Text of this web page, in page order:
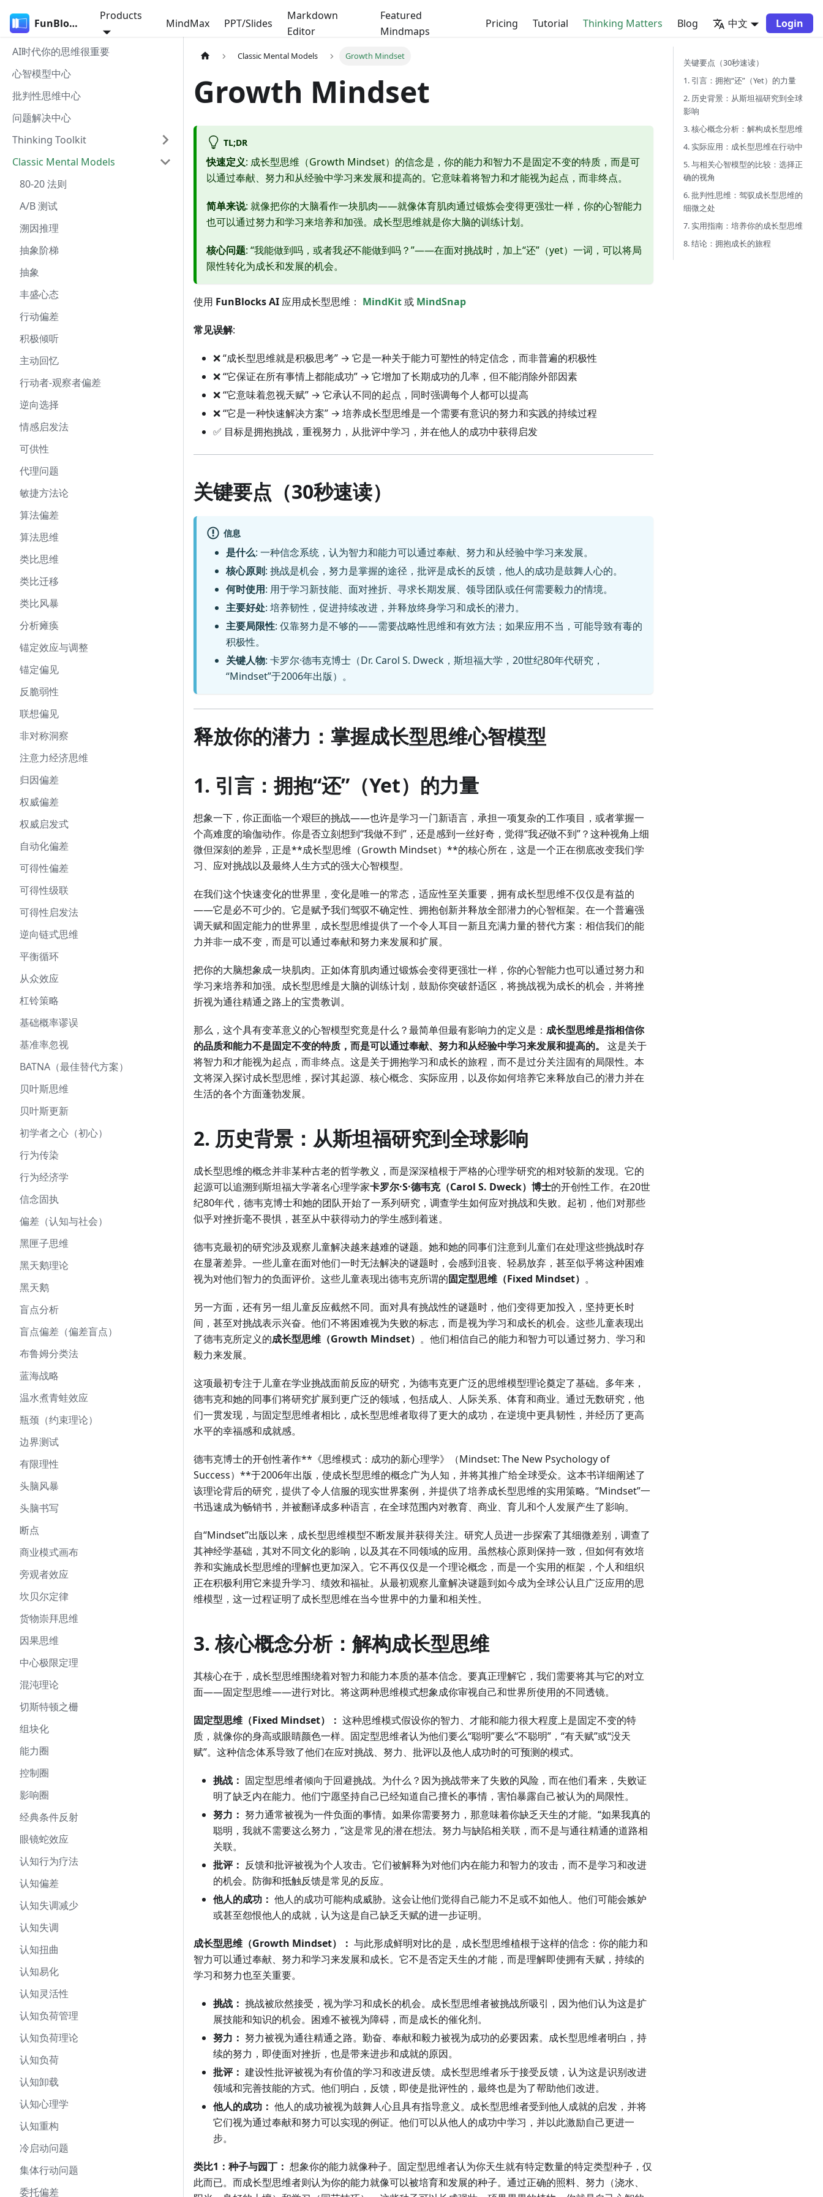
FunBlocks
Products
MindMax PPT/Slides
Markdown
Editor
Featured
Mindmaps
Pricing Tutorial Thinking Matters Blog 中文 Login
AI时代你的思维很重要
心智模型中心
批判性思维中心
问题解决中心
Thinking Toolkit
Classic Mental Models
80-20 法则
A/B 测试
溯因推理
抽象阶梯
抽象
丰盛心态
行动偏差
积极倾听
主动回忆
行动者-观察者偏差
逆向选择
情感启发法
可供性
代理问题
敏捷方法论
算法偏差
算法思维
类比思维
类比迁移
类比风暴
分析瘫痪
锚定效应与调整
锚定偏见
反脆弱性
联想偏见
非对称洞察
注意力经济思维
归因偏差
权威偏差
权威启发式
自动化偏差
可得性偏差
可得性级联
可得性启发法
逆向链式思维
平衡循环
从众效应
杠铃策略
基础概率谬误
基准率忽视
BATNA（最佳替代方案）
贝叶斯思维
贝叶斯更新
初学者之心（初心）
行为传染
行为经济学
信念固执
偏差（认知与社会）
黑匣子思维
黑天鹅理论
黑天鹅
盲点分析
盲点偏差（偏差盲点）
布鲁姆分类法
蓝海战略
温水煮青蛙效应
瓶颈（约束理论）
边界测试
有限理性
头脑风暴
头脑书写
断点
商业模式画布
旁观者效应
坎贝尔定律
货物崇拜思维
因果思维
中心极限定理
混沌理论
切斯特顿之栅
组块化
能力圈
控制圈
影响圈
经典条件反射
眼镜蛇效应
认知行为疗法
认知偏差
认知失调减少
认知失调
认知扭曲
认知易化
认知灵活性
认知负荷管理
认知负荷理论
认知负荷
认知卸载
认知心理学
认知重构
冷启动问题
集体行动问题
委托偏差
Classic Mental Models Growth Mindset
Growth Mindset
TL;DR
快速定义: 成长型思维（Growth Mindset）的信念是，你的能力和智力不是固定不变的特质，而是可
以通过奉献、努力和从经验中学习来发展和提高的。它意味着将智力和才能视为起点，而非终点。
简单来说: 就像把你的大脑看作一块肌肉——就像体育肌肉通过锻炼会变得更强壮一样，你的心智能力
也可以通过努力和学习来培养和加强。成长型思维就是你大脑的训练计划。
核心问题: “我能做到吗，或者我还不能做到吗？”——在面对挑战时，加上“还”（yet）一词，可以将局
限性转化为成长和发展的机会。
使用 FunBlocks AI 应用成长型思维： MindKit或 MindSnap
常见误解:
❌ “成长型思维就是积极思考” → 它是一种关于能力可塑性的特定信念，而非普遍的积极性
❌ “它保证在所有事情上都能成功” → 它增加了长期成功的几率，但不能消除外部因素
❌ “它意味着忽视天赋” → 它承认不同的起点，同时强调每个人都可以提高
❌ “它是一种快速解决方案” → 培养成长型思维是一个需要有意识的努力和实践的持续过程
✅ 目标是拥抱挑战，重视努力，从批评中学习，并在他人的成功中获得启发
关键要点（30秒速读）
信息
是什么: 一种信念系统，认为智力和能力可以通过奉献、努力和从经验中学习来发展。
核心原则: 挑战是机会，努力是掌握的途径，批评是成长的反馈，他人的成功是鼓舞人心的。
何时使用: 用于学习新技能、面对挫折、寻求长期发展、领导团队或任何需要毅力的情境。
主要好处: 培养韧性，促进持续改进，并释放终身学习和成长的潜力。
主要局限性: 仅靠努力是不够的——需要战略性思维和有效方法；如果应用不当，可能导致有毒的
积极性。
关键人物: 卡罗尔·德韦克博士（Dr. Carol S. Dweck，斯坦福大学，20世纪80年代研究，
“Mindset”于2006年出版）。
释放你的潜力：掌握成长型思维心智模型
1. 引言：拥抱“还”（Yet）的力量
想象一下，你正面临一个艰巨的挑战——也许是学习一门新语言，承担一项复杂的工作项目，或者掌握一
个高难度的瑜伽动作。你是否立刻想到“我做不到”，还是感到一丝好奇，觉得“我还做不到”？这种视角上细
微但深刻的差异，正是**成长型思维（Growth Mindset）**的核心所在，这是一个正在彻底改变我们学
习、应对挑战以及最终人生方式的强大心智模型。
在我们这个快速变化的世界里，变化是唯一的常态，适应性至关重要，拥有成长型思维不仅仅是有益的
——它是必不可少的。它是赋予我们驾驭不确定性、拥抱创新并释放全部潜力的心智框架。在一个普遍强
调天赋和固定能力的世界里，成长型思维提供了一个令人耳目一新且充满力量的替代方案：相信我们的能
力并非一成不变，而是可以通过奉献和努力来发展和扩展。
把你的大脑想象成一块肌肉。正如体育肌肉通过锻炼会变得更强壮一样，你的心智能力也可以通过努力和
学习来培养和加强。成长型思维是大脑的训练计划，鼓励你突破舒适区，将挑战视为成长的机会，并将挫
折视为通往精通之路上的宝贵教训。
那么，这个具有变革意义的心智模型究竟是什么？最简单但最有影响力的定义是： 成长型思维是指相信你
的品质和能力不是固定不变的特质，而是可以通过奉献、努力和从经验中学习来发展和提高的。
这是关于
将智力和才能视为起点，而非终点。这是关于拥抱学习和成长的旅程，而不是过分关注固有的局限性。本
文将深入探讨成长型思维，探讨其起源、核心概念、实际应用，以及你如何培养它来释放自己的潜力并在
生活的各个方面蓬勃发展。
2. 历史背景：从斯坦福研究到全球影响
成长型思维的概念并非某种古老的哲学教义，而是深深植根于严格的心理学研究的相对较新的发现。它的
起源可以追溯到斯坦福大学著名心理学家卡罗尔·S·德韦克（Carol S. Dweck）博士的开创性工作。在20世
纪80年代，德韦克博士和她的团队开始了一系列研究，调查学生如何应对挑战和失败。起初，他们对那些
似乎对挫折毫不畏惧，甚至从中获得动力的学生感到着迷。
德韦克最初的研究涉及观察儿童解决越来越难的谜题。她和她的同事们注意到儿童们在处理这些挑战时存
在显著差异。一些儿童在面对他们一时无法解决的谜题时，会感到沮丧、轻易放弃，甚至似乎将这种困难
视为对他们智力的负面评价。这些儿童表现出德韦克所谓的固定型思维（Fixed Mindset） 。
另一方面，还有另一组儿童反应截然不同。面对具有挑战性的谜题时，他们变得更加投入，坚持更长时
间，甚至对挑战表示兴奋。他们不将困难视为失败的标志，而是视为学习和成长的机会。这些儿童表现出
了德韦克所定义的成长型思维（Growth Mindset） 。他们相信自己的能力和智力可以通过努力、学习和
毅力来发展。
这项最初专注于儿童在学业挑战面前反应的研究，为德韦克更广泛的思维模型理论奠定了基础。多年来，
德韦克和她的同事们将研究扩展到更广泛的领域，包括成人、人际关系、体育和商业。通过无数研究，他
们一贯发现，与固定型思维者相比，成长型思维者取得了更大的成功，在逆境中更具韧性，并经历了更高
水平的幸福感和成就感。
德韦克博士的开创性著作**《思维模式：成功的新心理学》（Mindset: The New Psychology of
Success）**于2006年出版，使成长型思维的概念广为人知，并将其推广给全球受众。这本书详细阐述了
该理论背后的研究，提供了令人信服的现实世界案例，并提供了培养成长型思维的实用策略。“Mindset”一
书迅速成为畅销书，并被翻译成多种语言，在全球范围内对教育、商业、育儿和个人发展产生了影响。
自“Mindset”出版以来，成长型思维模型不断发展并获得关注。研究人员进一步探索了其细微差别，调查了
其神经学基础，其对不同文化的影响，以及其在不同领域的应用。虽然核心原则保持一致，但如何有效培
养和实施成长型思维的理解也更加深入。它不再仅仅是一个理论概念，而是一个实用的框架，个人和组织
正在积极利用它来提升学习、绩效和福祉。从最初观察儿童解决谜题到如今成为全球公认且广泛应用的思
维模型，这一过程证明了成长型思维在当今世界中的力量和相关性。
3. 核心概念分析：解构成长型思维
其核心在于，成长型思维围绕着对智力和能力本质的基本信念。要真正理解它，我们需要将其与它的对立
面——固定型思维——进行对比。将这两种思维模式想象成你审视自己和世界所使用的不同透镜。
固定型思维（Fixed Mindset）： 这种思维模式假设你的智力、才能和能力很大程度上是固定不变的特
质，就像你的身高或眼睛颜色一样。固定型思维者认为他们要么“聪明”要么“不聪明”，“有天赋”或“没天
赋”。这种信念体系导致了他们在应对挑战、努力、批评以及他人成功时的可预测的模式。
挑战： 固定型思维者倾向于回避挑战。为什么？因为挑战带来了失败的风险，而在他们看来，失败证
明了缺乏内在能力。他们宁愿坚持自己已经知道自己擅长的事情，害怕暴露自己被认为的局限性。
努力： 努力通常被视为一件负面的事情。如果你需要努力，那意味着你缺乏天生的才能。“如果我真的
聪明，我就不需要这么努力，”这是常见的潜在想法。努力与缺陷相关联，而不是与通往精通的道路相
关联。
批评： 反馈和批评被视为个人攻击。它们被解释为对他们内在能力和智力的攻击，而不是学习和改进
的机会。防御和抵触反馈是常见的反应。
他人的成功： 他人的成功可能构成威胁。这会让他们觉得自己能力不足或不如他人。他们可能会嫉妒
或甚至怨恨他人的成就，认为这是自己缺乏天赋的进一步证明。
成长型思维（Growth Mindset）： 与此形成鲜明对比的是，成长型思维植根于这样的信念：你的能力和
智力可以通过奉献、努力和学习来发展和成长。它不是否定天生的才能，而是理解即使拥有天赋，持续的
学习和努力也至关重要。
挑战： 挑战被欣然接受，视为学习和成长的机会。成长型思维者被挑战所吸引，因为他们认为这是扩
展技能和知识的机会。困难不被视为障碍，而是成长的催化剂。
努力： 努力被视为通往精通之路。勤奋、奉献和毅力被视为成功的必要因素。成长型思维者明白，持
续的努力，即使面对挫折，也是带来进步和成就的原因。
批评： 建设性批评被视为有价值的学习和改进反馈。成长型思维者乐于接受反馈，认为这是识别改进
领域和完善技能的方式。他们明白，反馈，即使是批评性的，最终也是为了帮助他们改进。
他人的成功： 他人的成功被视为鼓舞人心且具有指导意义。成长型思维者受到他人成就的启发，并将
它们视为通过奉献和努力可以实现的例证。他们可以从他人的成功中学习，并以此激励自己更进一
步。
类比1：种子与园丁： 想象你的能力就像种子。固定型思维者认为你天生就有特定数量的特定类型种子，仅
此而已。而成长型思维者则认为你的能力就像可以被培育和发展的种子。通过正确的照料、努力（浇水、
关键要点（30秒速读）
1. 引言：拥抱“还”（Yet）的力量
2. 历史背景：从斯坦福研究到全球
影响
3. 核心概念分析：解构成长型思维
4. 实际应用：成长型思维在行动中
5. 与相关心智模型的比较：选择正
确的视角
6. 批判性思维：驾驭成长型思维的
细微之处
7. 实用指南：培养你的成长型思维
8. 结论：拥抱成长的旅程